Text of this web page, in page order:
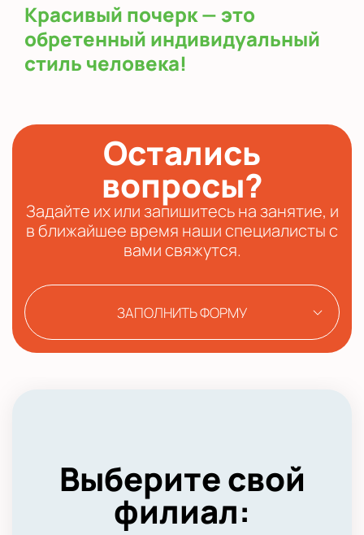
Красивый почерк — это
обретенный индивидуальный
стиль человека!
Остались
вопросы?
Задайте их или запишитесь на занятие, и
в ближайшее время наши специалисты с
вами свяжутся.
ЗАПОЛНИТЬ ФОРМУ
Выберите свой
филиал: